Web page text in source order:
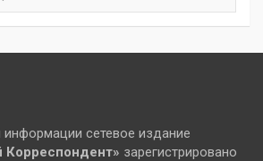
сетевое издание
Корреспондент» зарегистрировано